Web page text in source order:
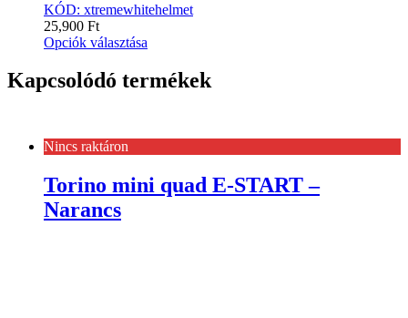
KÓD: xtremewhitehelmet
25,900 Ft
Opciók választása
Kapcsolódó termékek
Nincs raktáron
Torino mini quad E-START –
Narancs